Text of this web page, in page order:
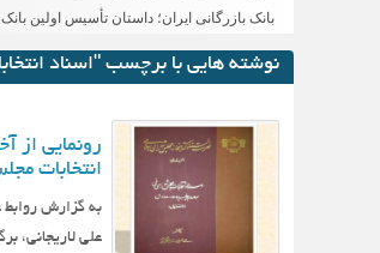
بانک بازرگانی ایران؛ داستان تأسیس اولین
نوشته هایی با برچسب "اسناد
رونمایی از
انتخابات
به گزارش روابط
علی لاریجانی،